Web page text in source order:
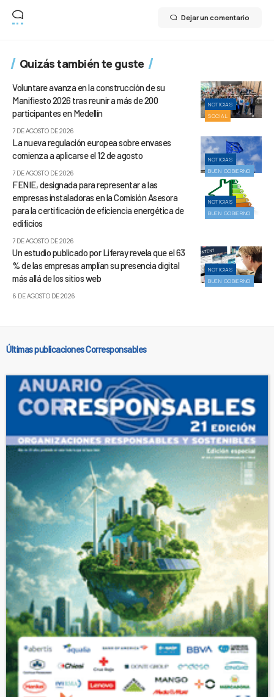
Dejar un comentario
Quizás también te guste
NOTICIAS
SOCIAL
Voluntare avanza en la construcción de su
Manifiesto 2026 tras reunir a más de 200
participantes en Medellín
7 DE AGOSTO DE 2026
NOTICIAS
BUEN GOBIERNO
La nueva regulación europea sobre envases
comienza a aplicarse el 12 de agosto
7 DE AGOSTO DE 2026
NOTICIAS
BUEN GOBIERNO
FENIE, designada para representar a las
empresas instaladoras en la Comisión Asesora
para la certificación de eficiencia energética de
edificios
7 DE AGOSTO DE 2026
NOTICIAS
BUEN GOBIERNO
Un estudio publicado por Liferay revela que el 63
% de las empresas amplían su presencia digital
más allá de los sitios web
6 DE AGOSTO DE 2026
Últimas publicaciones Corresponsables